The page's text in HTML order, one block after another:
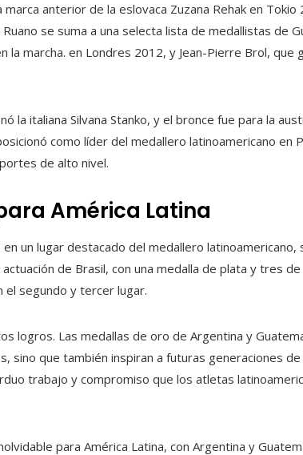
anterior de la eslovaca Zuzana Rehak en Tokio
se suma a una selecta lista de medallistas de
la marcha. en Londres 2012, y Jean-Pierre Brol, que
la italiana Silvana Stanko, y el bronce fue para la
como líder del medallero latinoamericano en
de alto nivel.
América Latina
un lugar destacado del medallero latinoamericano,
de Brasil, con una medalla de plata y tres
el segundo y tercer lugar.
logros. Las medallas de oro de Argentina y
sino que también inspiran a futuras generaciones
trabajo y compromiso que los atletas
para América Latina, con Argentina y